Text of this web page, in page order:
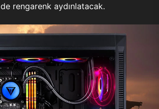
rengarenk aydınlatacak.